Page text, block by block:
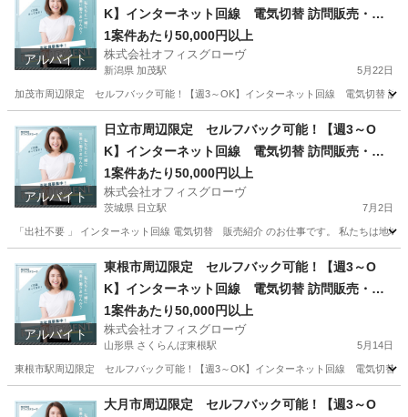
アルバイト
K】インターネット回線 電気切替 訪問販売・紹
介
1案件あたり50,000円以上
株式会社オフィスグローヴ
新潟県 加茂駅 5月22日
加茂市周辺限定 セルフバック可能！【週3～OK】インターネット回線 電気切替 訪
加茂駅 営業 セルフ
アルバイト
日立市周辺限定 セルフバック可能！【週3～O
K】インターネット回線 電気切替 訪問販売・紹
介
1案件あたり50,000円以上
株式会社オフィスグローヴ
茨城県 日立駅 7月2日
「出社不要 」 インターネット回線 電気切替 販売紹介 のお仕事です。 私たちは地
日立駅 営業 セルフ
アルバイト
東根市周辺限定 セルフバック可能！【週3～O
K】インターネット回線 電気切替 訪問販売・紹
介
1案件あたり50,000円以上
株式会社オフィスグローヴ
山形県 さくらんぼ東根駅 5月14日
東根市駅周辺限定 セルフバック可能！【週3～OK】インターネット回線 電気切替
さくらんぼ東根駅 セルフ
大月市周辺限定 セルフバック可能！【週3～O